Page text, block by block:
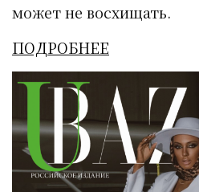
может не восхищать.
ПОДРОБНЕЕ